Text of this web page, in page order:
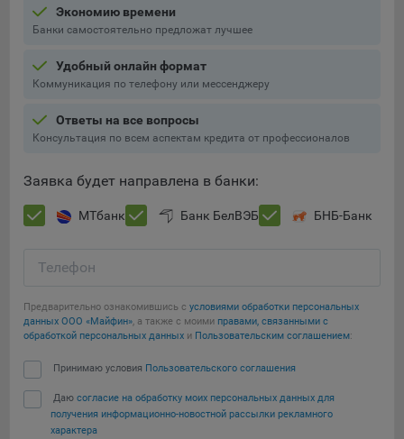
пользователя или выбора языка, и для предотвращения
повторных прохождений опросов пользователями.
пользователей с сайтом.
контента. Данные файлы cookie собирают информацию о
выборе пользователя на сайте и его предпочтениях и
выбранном пользователем городе и других местных
настраивать сайт.
Яндекс.Метрика, Google Analytics. Данные файлы cookie
использовал сайты, и позволяют Обществу вносить в них
улучшения.
сайта Общества посещаются чаще всего, помогают
выявлять трудности, возникающие при использовании
сайта, а также позволяют оценить эффективность
рекламы. Благодаря этому у Общества есть возможность
Сохранить мои изменения
Сохранить по умолчанию
Экономию времени
Банки самостоятельно предложат лучшее
Удобный онлайн формат
Коммуникация по телефону или мессенджеру
Ответы на все вопросы
Консультация по всем аспектам кредита от профессионалов
Заявка будет направлена в банки:
МТбанк Банк БелВЭБ БНБ-Банк
Телефон
Предварительно ознакомившись с условиями обработки персональных
данных ООО «Майфин», а также с моими правами, связанными с
обработкой персональных данных и Пользовательским соглашением:
Принимаю условия Пользовательского соглашения
Даю согласие на обработку моих персональных данных для
получения информационно-новостной рассылки рекламного
характера